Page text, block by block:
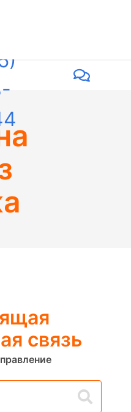
связь